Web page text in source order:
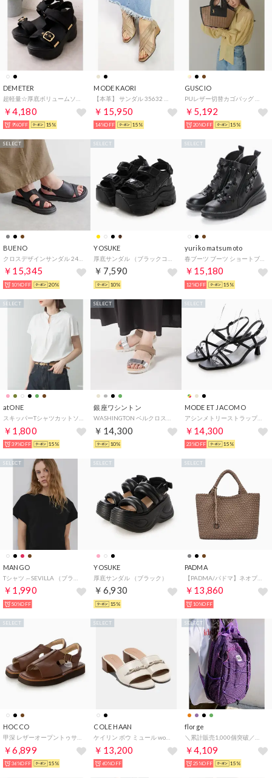
DEMETER
￥4,180
9%OFF 15%
MODE KAORI
￥15,950
14%OFF 15%
GUSCIO
￥5,192
20%OFF 15%
BUENO
￥15,345
SELECT
10%OFF 20%
YOSUKE
￥7,590
SELECT
10%
yuriko matsumoto
春ブーツ ブーツ ショートブーツ 4E お花 本革 旅行 軽量底 日本製 （BL）
￥15,180
SELECT
12%OFF 15%
atONE
￥1,800
SELECT
39%OFF 15%
銀座ワシントン
￥14,300
SELECT
10%
MODE ET JACOMO
アシンメトリーストラップサンダル （ブラック）
￥14,300
SELECT
23%OFF 15%
MANGO
￥1,990
SELECT
50%OFF
YOSUKE
厚底サンダル （ブラック）
￥6,930
SELECT
15%
PADMA
【PADMA/パドマ】ネオプレーン イントレチャート トートバッグ A4 大容量 軽量
￥13,860
SELECT
10%OFF
HOCCO
￥6,899
SELECT
36%OFF 15%
COLE HAAN
￥13,200
SELECT
60%OFF
florge
￥4,109
SELECT
25%OFF 15%